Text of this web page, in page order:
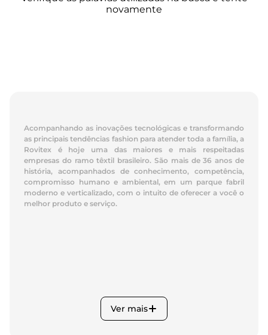
Acompanhando as inovações tecnológicas e transformando
as principais tendências fashion para atender toda a família, a
Rovitex é hoje uma das maiores e mais respeitadas
empresas do ramo têxtil brasileiro. São mais de 36 anos de
história, acompanhados de conhecimento, competência,
compromisso humano e ambiental, em um parque fabril
moderno e verticalizado, com o intuito de oferecer a você o
melhor produto e serviço.
Ver mais